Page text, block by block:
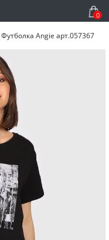
0
Футболка Angie арт.057367